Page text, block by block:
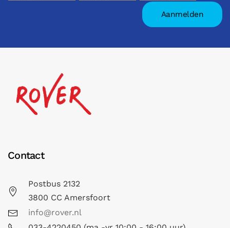
Contact
Postbus 2132
3800 CC Amersfoort
info@rover.nl